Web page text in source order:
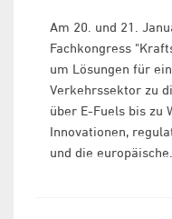
Am 20. und 21.
Fachkongress
um Lösungen für
Verkehrssektor zu
über E-Fuels bis zu
Innovationen,
und die